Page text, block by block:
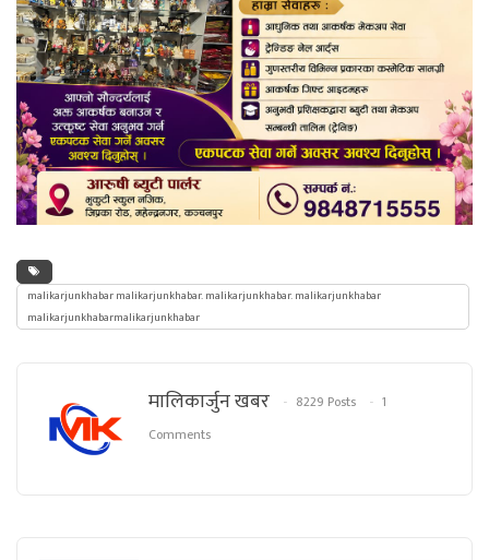
malikarjunkhabar malikarjunkhabar. malikarjunkhabar. malikarjunkhabar
malikarjunkhabarmalikarjunkhabar
मालिकार्जुन खबर 8229 Posts
1
Comments